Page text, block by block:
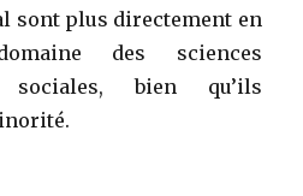
sont plus directement en
des sciences
sociales, bien qu’ils